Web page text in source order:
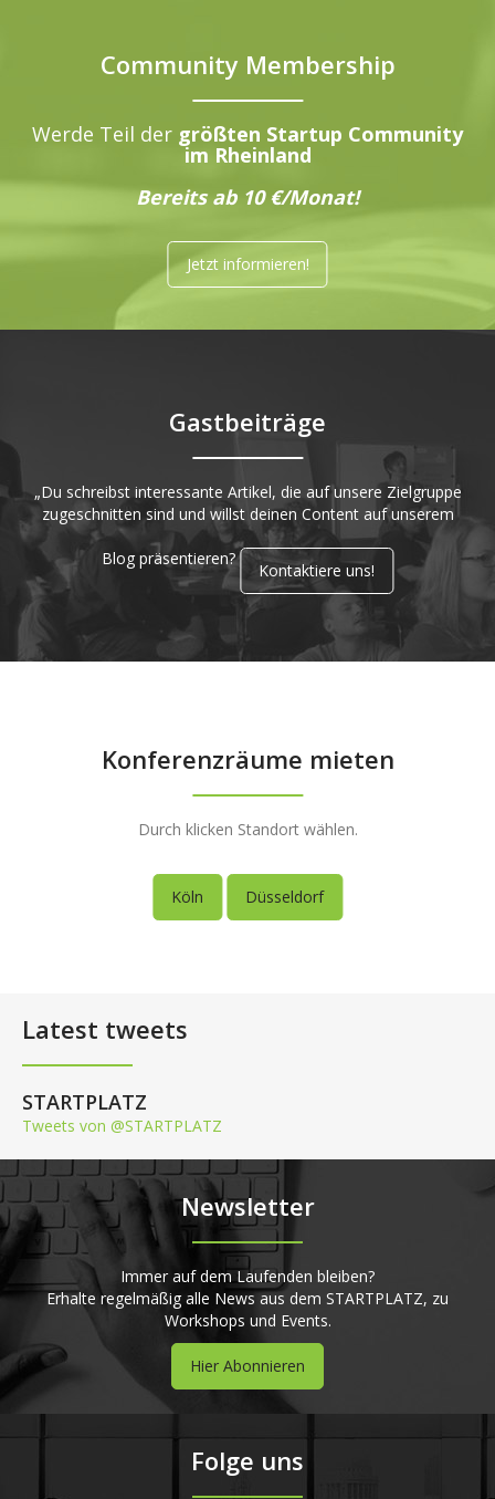
Community Membership
Werde Teil der größten Startup Community
im Rheinland
Bereits ab 10 €/Monat!
Jetzt informieren!
Gastbeiträge
„Du schreibst interessante Artikel, die auf unsere Zielgruppe
zugeschnitten sind und willst deinen Content auf unserem
Blog präsentieren?
Kontaktiere uns!
Konferenzräume mieten
Durch klicken Standort wählen.
Köln Düsseldorf
Latest tweets
STARTPLATZ
Tweets von @STARTPLATZ
Newsletter
Immer auf dem Laufenden bleiben?
Erhalte regelmäßig alle News aus dem STARTPLATZ, zu
Workshops und Events.
Hier Abonnieren
Folge uns